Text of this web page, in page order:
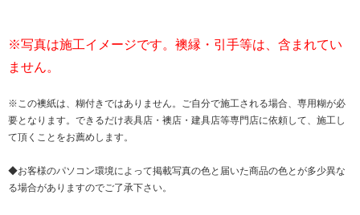
※写真は施工イメージです。襖縁・引手等は、含まれてい
ません。
※この襖紙は、糊付きではありません。ご自分で施工される場合、専用糊が必
要となります。できるだけ表具店・襖店・建具店等専門店に依頼して、施工し
て頂くことをお薦めします。
◆お客様のパソコン環境によって掲載写真の色と届いた商品の色とが多少異な
る場合がありますのでご了承下さい。